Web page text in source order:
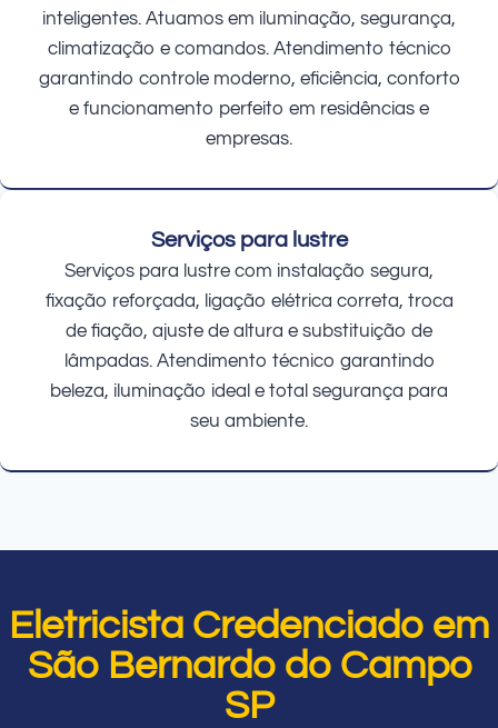
inteligentes. Atuamos em iluminação, segurança,
climatização e comandos. Atendimento técnico
garantindo controle moderno, eficiência, conforto
e funcionamento perfeito em residências e
empresas.
Serviços para lustre
Serviços para lustre com instalação segura,
fixação reforçada, ligação elétrica correta, troca
de fiação, ajuste de altura e substituição de
lâmpadas. Atendimento técnico garantindo
beleza, iluminação ideal e total segurança para
seu ambiente.
Eletricista Credenciado em
São Bernardo do Campo
SP